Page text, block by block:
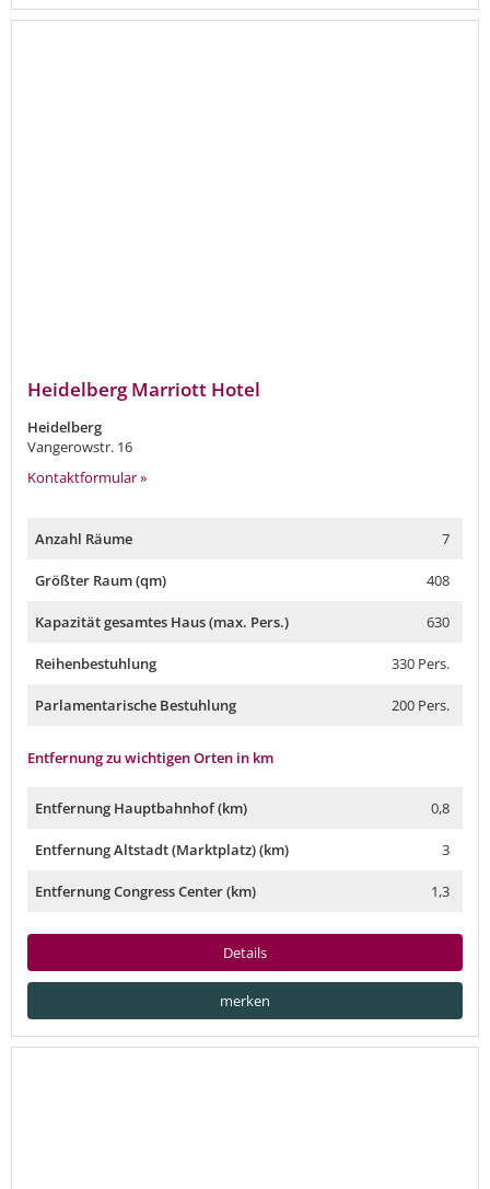
Heidelberg Marriott Hotel
Heidelberg
Vangerowstr. 16
Kontaktformular »
Anzahl Räume 7
Größter Raum (qm) 408
Kapazität gesamtes Haus (max. Pers.) 630
Reihenbestuhlung 330 Pers.
Parlamentarische Bestuhlung 200 Pers.
Entfernung zu wichtigen Orten in km
Entfernung Hauptbahnhof (km) 0,8
Entfernung Altstadt (Marktplatz) (km) 3
Entfernung Congress Center (km) 1,3
Details
merken